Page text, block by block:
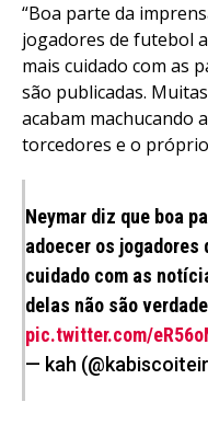
“Boa parte da
jogadores de futebol
mais cuidado com as
são publicadas.
acabam machucando
torcedores e o
Neymar diz que boa
adoecer os
cuidado com as
delas não são
pic.twitter.com/
— kah